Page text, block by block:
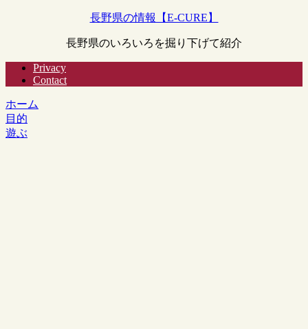
長野県の情報【E-CURE】
長野県のいろいろを掘り下げて紹介
Privacy
Contact
ホーム
目的
遊ぶ